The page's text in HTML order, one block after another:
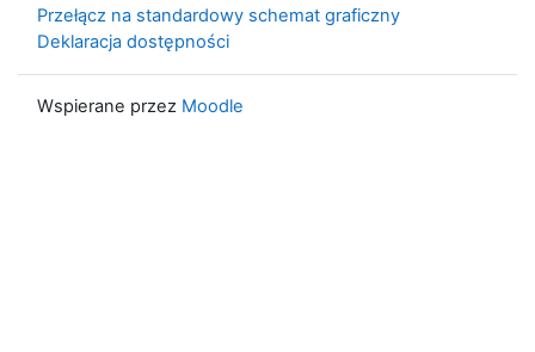
Przełącz na standardowy schemat graficzny
Deklaracja dostępności
Wspierane przez Moodle